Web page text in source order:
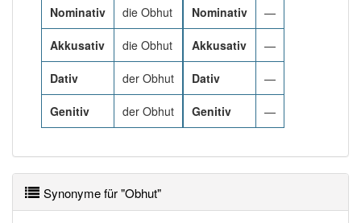
Nominativ
die Obhut
Akkusativ die Obhut
Dativ der Obhut
Genitiv der Obhut
Nominativ
—
Akkusativ —
Dativ —
Genitiv —
Synonyme für "Obhut"